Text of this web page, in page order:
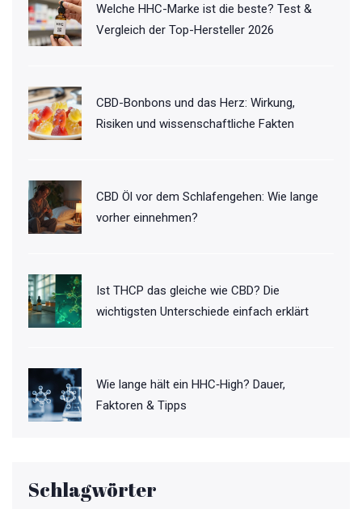
Welche HHC-Marke ist die beste? Test &
Vergleich der Top-Hersteller 2026
CBD-Bonbons und das Herz: Wirkung,
Risiken und wissenschaftliche Fakten
CBD Öl vor dem Schlafengehen: Wie lange
vorher einnehmen?
Ist THCP das gleiche wie CBD? Die
wichtigsten Unterschiede einfach erklärt
Wie lange hält ein HHC‑High? Dauer,
Faktoren & Tipps
Schlagwörter